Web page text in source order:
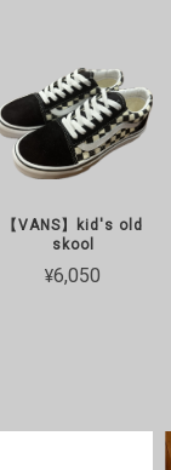
【VANS】kid's old
skool
¥6,050